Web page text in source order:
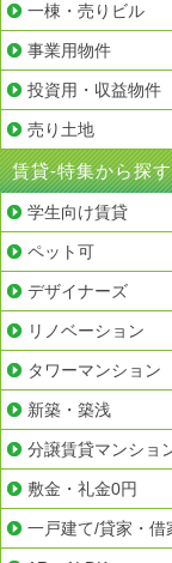
一棟・売りビル
事業用物件
投資用・収益物件
売り土地
賃貸-特集から探す
学生向け賃貸
ペット可
デザイナーズ
リノベーション
タワーマンション
新築・築浅
分譲賃貸マンショ
敷金・礼金0円
一戸建て/貸家・借